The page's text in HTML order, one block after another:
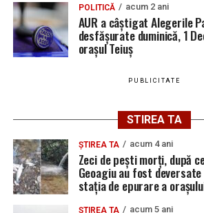
POLITICĂ acum 2 ani
AUR a câștigat Alegerile
desfășurate duminică, 1
orașul Teiuș
PUBLICITATE
STIREA TA
ȘTIREA TA acum 4 ani
Zeci de pești morți, după
Geoagiu au fost
stația de epurare a
ȘTIREA TA acum 5 ani